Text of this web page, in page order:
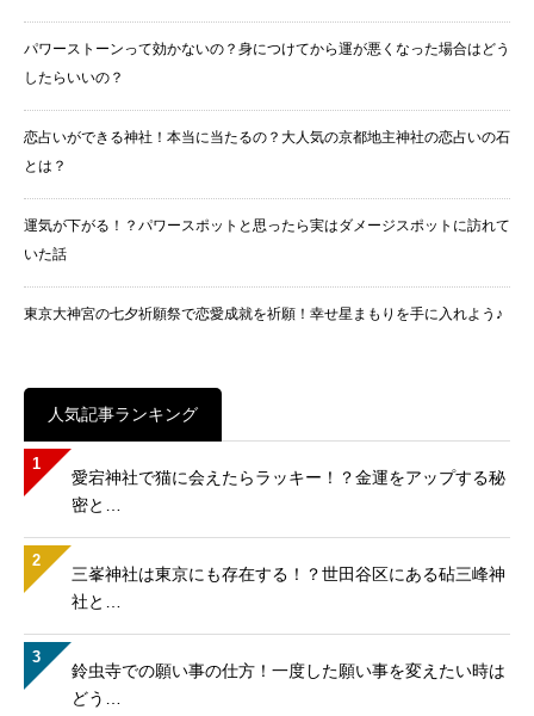
パワーストーンって効かないの？身につけてから運が悪くなった場合はどう
したらいいの？
恋占いができる神社！本当に当たるの？大人気の京都地主神社の恋占いの石
とは？
運気が下がる！？パワースポットと思ったら実はダメージスポットに訪れて
いた話
東京大神宮の七夕祈願祭で恋愛成就を祈願！幸せ星まもりを手に入れよう♪
人気記事ランキング
1
愛宕神社で猫に会えたらラッキー！？金運をアップする秘
密と…
2
三峯神社は東京にも存在する！？世田谷区にある砧三峰神
社と…
3
鈴虫寺での願い事の仕方！一度した願い事を変えたい時は
どう…